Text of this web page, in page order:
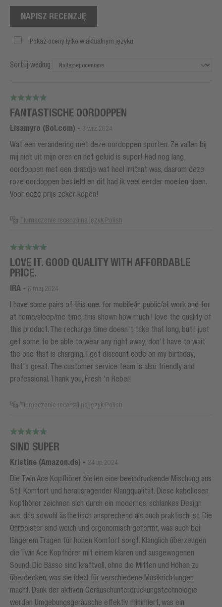
NAPISZ RECENZJĘ
Pokaż oceny tylko w aktualnym języku.
Sortuj według
FANTASTISCHE OORDOPPEN
Lisamyro (Bol.com) - 3 wrz 2024
Wat een verandering met deze oordoppen sporten. Ze vallen bij
mij niet uit mijn oren en het geluid is super! Had nog lang
oordoppen met een draadje wat heel irritant was, daarom deze
roze oordoppen besteld en dit had ik veel eerder moeten doen.
Voor deze prijs zeker kopen!
Tłumaczenie recenzji na język Polish
LOVE IT. GOOD QUALITY WITH AFFORDABLE
PRICE.
IRA - 6 maj 2024
I have some pairs of this one, for mobile/in public/at work and for
at home/sleep/me time, this shown how much I love the quality of
this product. The recharge time doesn't take that long, but I just
get some to be able to wear any right away, don't have to wait
the one that is charging. I got discount code on my birthday,
that's great. The customer service team is also friendly and
professional. Thank you, Fresh 'n Rebel!
Tłumaczenie recenzji na język Polish
SIND SUPER
Kristine (Amazon.de) - 24 lip 2024
Die Twin Ace Kopfhörer bieten eine beeindruckende Mischung aus
Stil, Komfort und herausragender Klangqualität. Diese kabellosen
Kopfhörer zeichnen sich durch ein modernes, schlankes Design
aus, das sowohl ästhetisch ansprechend als auch praktisch ist. Die
Ohrpolster sind weich und ergonomisch geformt, was auch bei
längerem Tragen für hohen Komfort sorgt. Klanglich überzeugen
die Twin Ace Kopfhörer mit einem klaren und ausgewogenen
Sound. Die Bässe sind kraftvoll, ohne die Mitten und Höhen zu
überdecken, was sie ideal für verschiedene Musikrichtungen
macht. Dank der aktiven Geräuschunterdrückungstechnologie
werden Umgebungsgeräusche effektiv minimiert, was ein